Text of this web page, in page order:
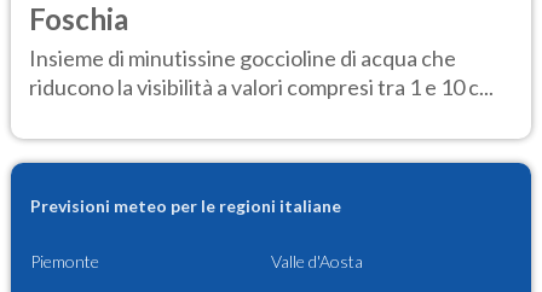
Foschia
Insieme di minutissine goccioline di acqua che
riducono la visibilità a valori compresi tra 1 e 10 c...
Previsioni meteo per le regioni italiane
Piemonte Valle d'Aosta